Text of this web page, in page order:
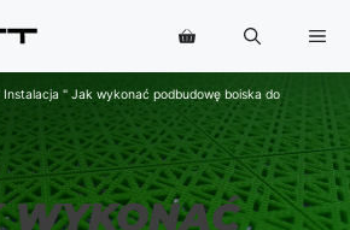
Instalacja " Jak wykonać podbudowę boiska do
WYKONAĆ